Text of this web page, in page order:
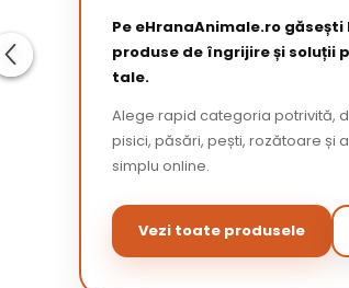
Pe eHranaAnimale.ro
produse de îngrijire și soluții
tale.
Alege rapid categoria potrivită,
pisici, păsări, pești, rozătoare și
simplu online.
Vezi toate produsele